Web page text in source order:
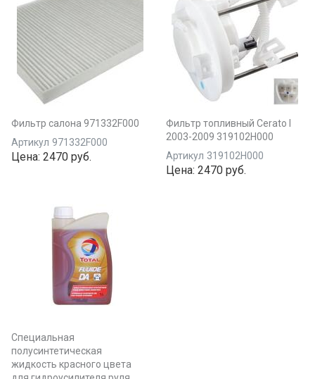
Фильтр салона 971332F000
Артикул 971332F000
Цена: 2470 руб.
Фильтр топливный Cerato I
2003-2009 319102H000
Артикул 319102H000
Цена: 2470 руб.
Специальная
полусинтетическая
жидкость красного цвета